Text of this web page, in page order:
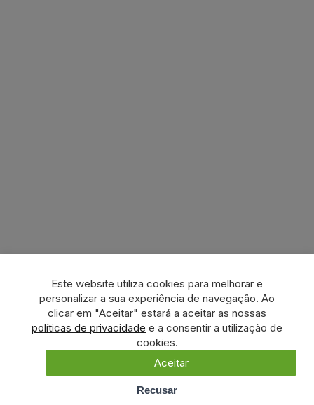
Este website utiliza cookies para melhorar e
personalizar a sua experiência de navegação. Ao
clicar em "Aceitar" estará a aceitar as nossas
políticas de privacidade e a consentir a utilização de
cookies.
Aceitar
Recusar